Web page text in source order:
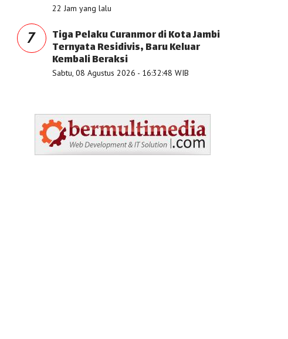
22 Jam yang lalu
7 Tiga Pelaku Curanmor di Kota Jambi
Ternyata Residivis, Baru Keluar
Kembali Beraksi
Sabtu, 08 Agustus 2026 - 16:32:48 WIB